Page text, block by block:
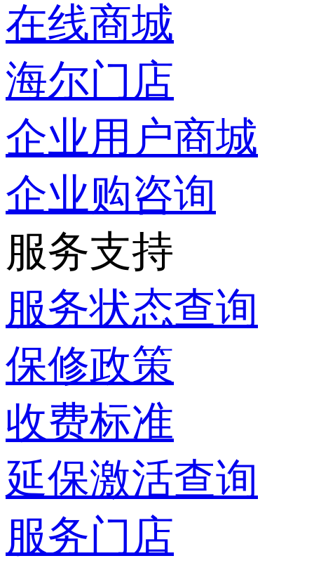
在线商城
海尔门店
企业用户商城
企业购咨询
服务支持
服务状态查询
保修政策
收费标准
延保激活查询
服务门店